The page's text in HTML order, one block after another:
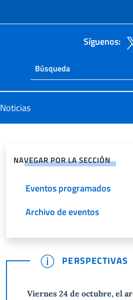
Síguenos:
Ricerca
Buscar en el sitio
Noticias
NAVEGAR POR LA SECCIÓN
Eventos programados
Archivo de eventos
PERSPECTIVAS
Viernes 24 de octubre, el